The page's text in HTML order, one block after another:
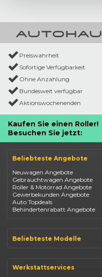
Preiswahrheit
Sofortige Verfügbarkeit
Ohne Anzahlung
Bundesweit verfügbar
Aktionswochenenden
Kaufen Sie einen Roller!
Besuchen Sie jetzt:
Beliebteste Angebote
Neuwagen Angebote
Gebrauchtwagen Angebote
Roller & Motorrad Angebote
Gewerbekunden Angebote
Auto Topdeals
Behindertenrabatt Angebote
Beliebteste Modelle
Opel Corsa
Werkstattservices